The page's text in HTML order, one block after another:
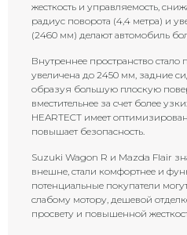
жесткость и управляемость,
радиус поворота (4,4 метра) и
(2460 мм) делают автомобиль
Внутреннее пространство стало
увеличена до 2450 мм, задние
образуя большую плоскую
вместительнее за счет более
HEARTECT имеет
повышает безопасность.
Suzuki Wagon R и Mazda Flair
внешне, стали комфортнее и
потенциальные покупатели
слабому мотору, дешевой
просвету и повышенной